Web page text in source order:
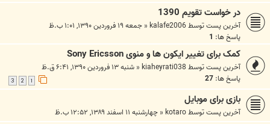
در خواست تقویم 1390
آخرین پست توسطkalafe2006
« جمعه ۱۹ فروردین ۱۳۹۰, ۱:۰۱ ب.ظ
پاسخ ها: 1
کمک برای تغییر ایکون ها و منوی Sony Ericsson
آخرین پست توسطkiaheyrati038
« شنبه ۱۳ فروردین ۱۳۹۰, ۶:۴۱ ق.ظ
پاسخ ها: 27
3
بازی برای موبایل
آخرین پست توسطkotaro
« چهارشنبه ۱۱ اسفند ۱۳۸۹, ۱۲:۵۲ ب.ظ